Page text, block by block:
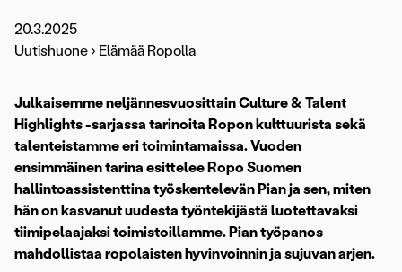
20.3.2025
Uutishuone › Elämää Ropolla
Julkaisemme neljännesvuosittain Culture & Talent
Highlights -sarjassa tarinoita Ropon kulttuurista sekä
talenteistamme eri toimintamaissa. Vuoden
ensimmäinen tarina esittelee Ropo Suomen
hallintoassistenttina työskentelevän Pian ja sen, miten
hän on kasvanut uudesta työntekijästä luotettavaksi
tiimipelaajaksi toimistoillamme. Pian työpanos
mahdollistaa ropolaisten hyvinvoinnin ja sujuvan arjen.